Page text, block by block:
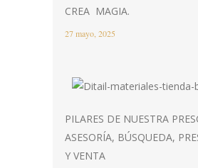
CREA MAGIA.
27 mayo, 2025
PILARES DE NUESTRA
ASESORÍA, BÚSQUEDA,
Y VENTA